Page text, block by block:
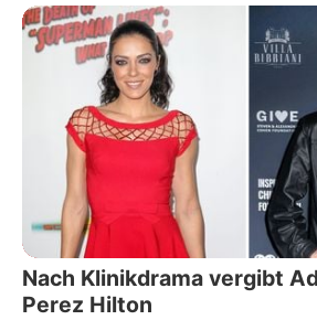
Nach Klinikdrama vergibt
Perez Hilton